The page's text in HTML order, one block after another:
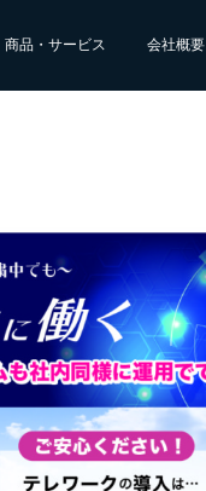
商品・サービス 会社概要